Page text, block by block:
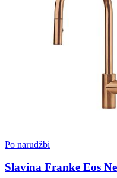
Po narudžbi
Slavina Franke Eos